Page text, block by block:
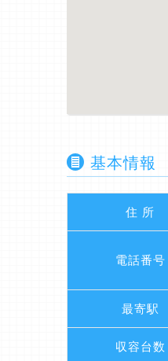
基本情報
住 所
電話番号
最寄駅
収容台数